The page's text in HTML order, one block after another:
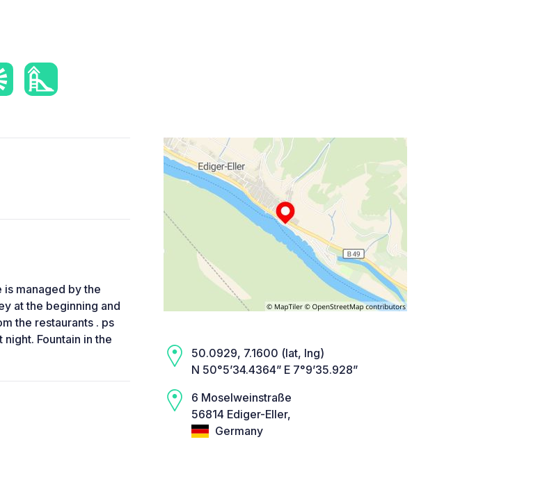
managed by the
at the beginning and
the restaurants . ps
Fountain in the
50.0929, 7.1600 (lat, lng)
N 50°5’34.4364” E 7°9’35.928”
6 Moselweinstraße
56814 Ediger-Eller,
Germany